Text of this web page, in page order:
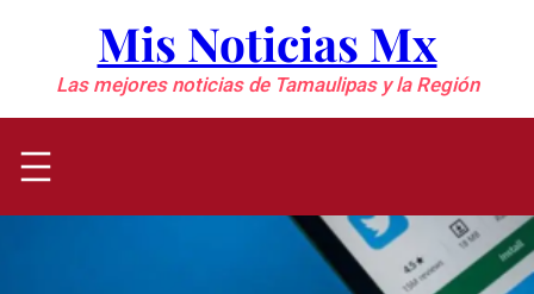
contenido
Mis Noticias Mx
Las mejores noticias de Tamaulipas y la Región